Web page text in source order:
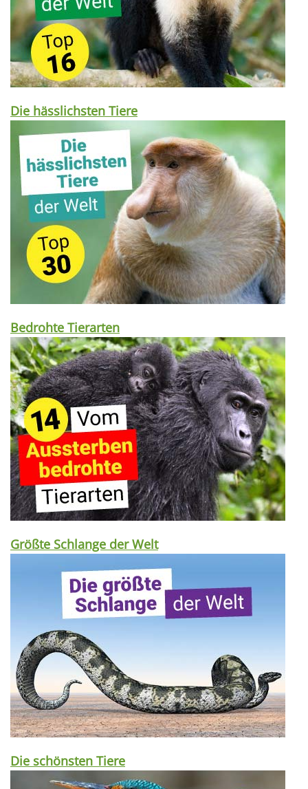
Die hässlichsten Tiere
Bedrohte Tierarten
Größte Schlange der Welt
Die schönsten Tiere